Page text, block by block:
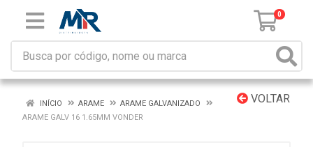
0
VOLTAR
INÍCIO ARAME
ARAME GALVANIZADO
ARAME GALV 16 1.65MM VONDER